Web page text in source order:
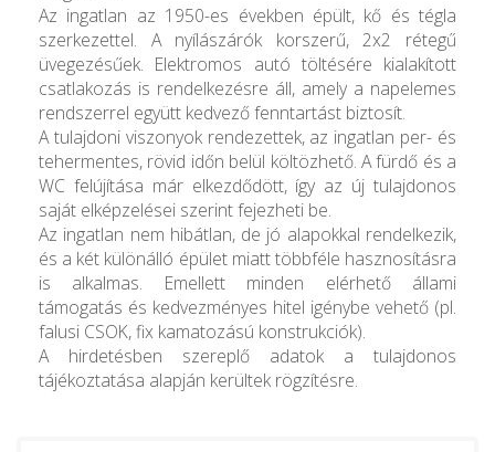
Az ingatlan az 1950-es években épült, kő és tégla
szerkezettel. A nyílászárók korszerű, 2x2 rétegű
üvegezésűek. Elektromos autó töltésére kialakított
csatlakozás is rendelkezésre áll, amely a napelemes
rendszerrel együtt kedvező fenntartást biztosít.
A tulajdoni viszonyok rendezettek, az ingatlan per- és
tehermentes, rövid időn belül költözhető. A fürdő és a
WC felújítása már elkezdődött, így az új tulajdonos
saját elképzelései szerint fejezheti be.
Az ingatlan nem hibátlan, de jó alapokkal rendelkezik,
és a két különálló épület miatt többféle hasznosításra
is alkalmas. Emellett minden elérhető állami
támogatás és kedvezményes hitel igénybe vehető (pl.
falusi CSOK, fix kamatozású konstrukciók).
A hirdetésben szereplő adatok a tulajdonos
tájékoztatása alapján kerültek rögzítésre.